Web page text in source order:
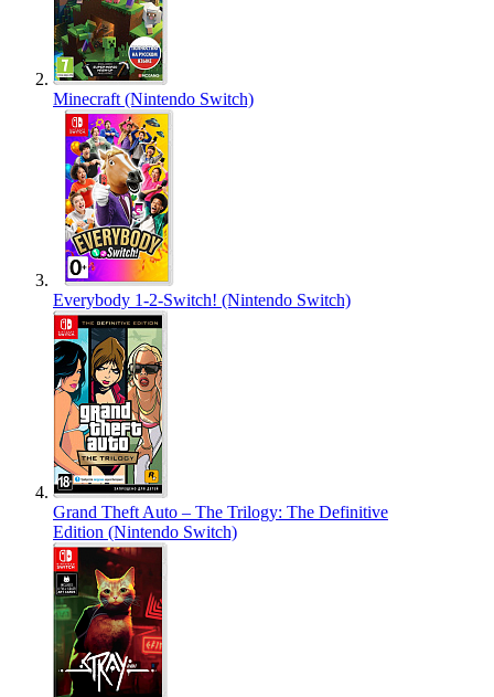
Minecraft (Nintendo Switch)
Everybody 1-2-Switch! (Nintendo Switch)
Grand Theft Auto – The Trilogy: The Definitive
Edition (Nintendo Switch)